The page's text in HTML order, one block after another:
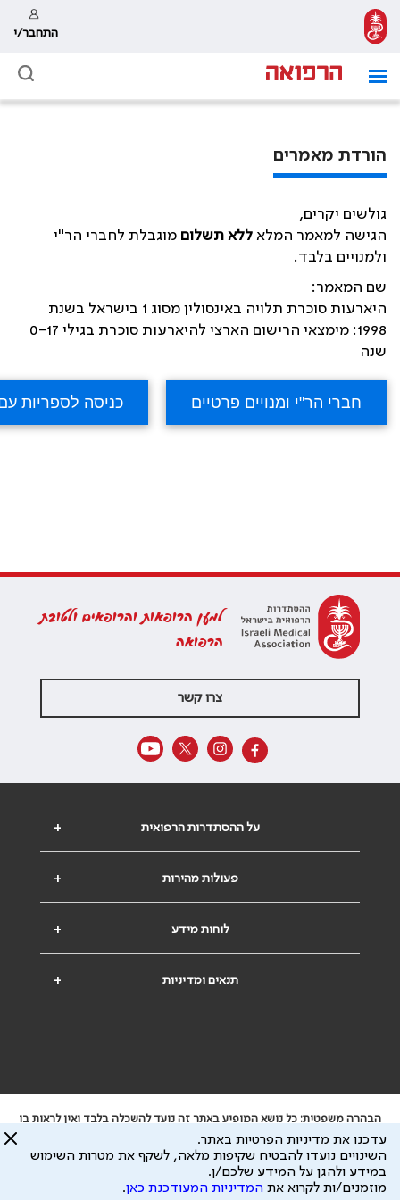
התחבר/י
הורדת מאמרים
גולשים יקרים,
הגישה למאמר המלא ללא תשלום מוגבלת לחברי הר"י
ולמנויים בלבד.
שם המאמר:
היארעות סוכרת תלויה באינסולין מסוג 1 בישראל בשנת
1998: מימצאי הרישום הארצי להיארעות סוכרת בגילי 0-17
שנה
למען הרופאות והרופאים ולטובת
הרפואה
צרו קשר
+ על ההסתדרות הרפואית
+ פעולות מהירות
+ לוחות מידע
+ תנאים ומדיניות
הבהרה משפטית: כל נושא המופיע באתר זה נועד להשכלה בלבד ואין לראות בו
ייעוץ רפואי או משפטי. אין הר"י אחראית לתוכן המתפרסם באתר זה ולכל נזק
שעלול להיגרם.
ידוע לי שהר"י אוספת ושומרת מידע אישי לצורך מתן השרות וכי חלק ממנו עשוי
להיות מועבר לצדדים שלישיים, הכל בכפוף למדיניות הפרטיות
עדכנו את מדיניות הפרטיות באתר.
השינויים נועדו להבטיח שקיפות מלאה, לשקף את מטרות השימוש
במידע ולהגן על המידע שלכם/ן.
מוזמנים/ות לקרוא את המדיניות המעודכנת כאן.